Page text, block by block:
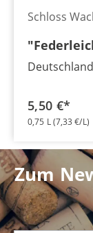
Schloss
Deutschland
5,50 €*
0,75 L(7,33 €/L)
Zum